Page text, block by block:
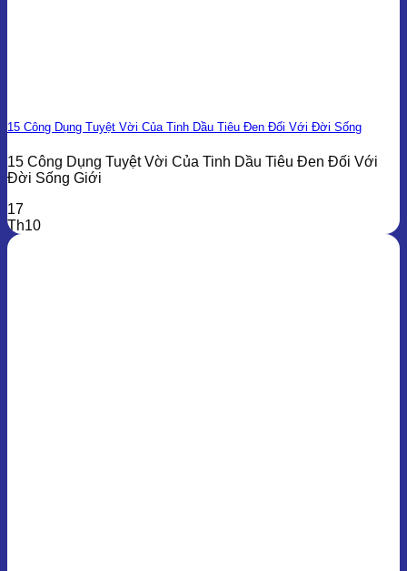
15 Công Dụng Tuyệt Vời Của Tinh Dầu Tiêu Đen Đối Với Đời Sống
15 Công Dụng Tuyệt Vời Của Tinh Dầu Tiêu Đen Đối Với
Đời Sống Giới
17
Th10